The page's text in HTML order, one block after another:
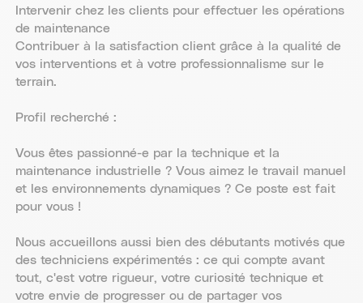
Intervenir chez les clients pour effectuer les opérations
de maintenance
Contribuer à la satisfaction client grâce à la qualité de
vos interventions et à votre professionnalisme sur le
terrain.
Profil recherché :
Vous êtes passionné-e par la technique et la
maintenance industrielle ? Vous aimez le travail manuel
et les environnements dynamiques ? Ce poste est fait
pour vous !
Nous accueillons aussi bien des débutants motivés que
des techniciens expérimentés : ce qui compte avant
tout, c'est votre rigueur, votre curiosité technique et
votre envie de progresser ou de partager vos